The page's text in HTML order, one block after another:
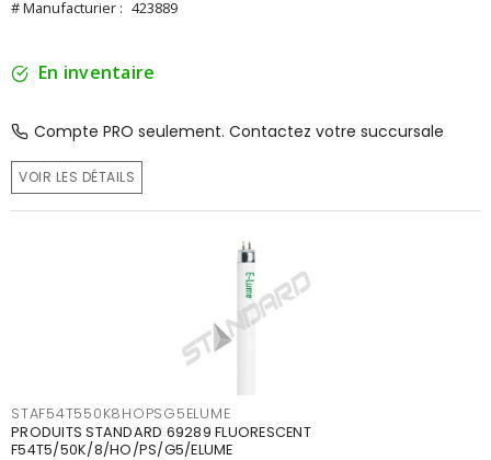
# Manufacturier : 423889
En inventaire
Compte PRO seulement. Contactez votre succursale
VOIR LES DÉTAILS
STAF54T550K8HOPSG5ELUME
PRODUITS STANDARD 69289 FLUORESCENT
F54T5/50K/8/HO/PS/G5/ELUME